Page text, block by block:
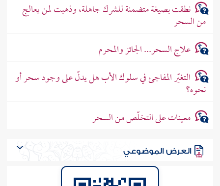
نطقت بصيغة متضمنة للشرك جاهلة، وذهبت لمن يعالج
من السحر
علاج السحر... الجائز والمحرم
التغيّر المفاجئ في سلوك الأب هل يدلّ على وجود سحر أو
نحوه؟
معينات على التخلّص من السحر
العرض الموضوعي